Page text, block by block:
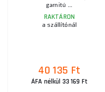
garnitú ...
RAKTÁRON
a szállítónál
40 135 Ft
ÁFA nélkül 33 169 Ft